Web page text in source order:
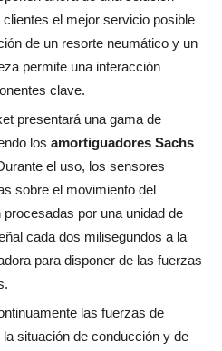
el mejor servicio posible
de un resorte neumático y un
permite una interacción
clave.
presentará una gama de
los amortiguadores Sachs
el uso, los sensores
sobre el movimiento del
por una unidad de
cada dos milisegundos a la
para disponer de las fuerzas
las fuerzas de
situación de conducción y de